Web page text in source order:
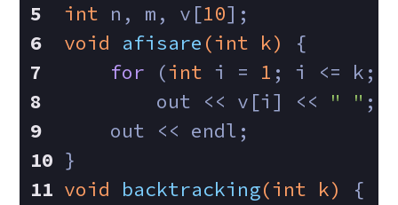
int n, m, v[10];
void
afisare (int k)
{
for (int i = 1 ; i <= k;
        out << v[i] <<
" " ;
    out << endl;
}
void
backtracking(int k)
{